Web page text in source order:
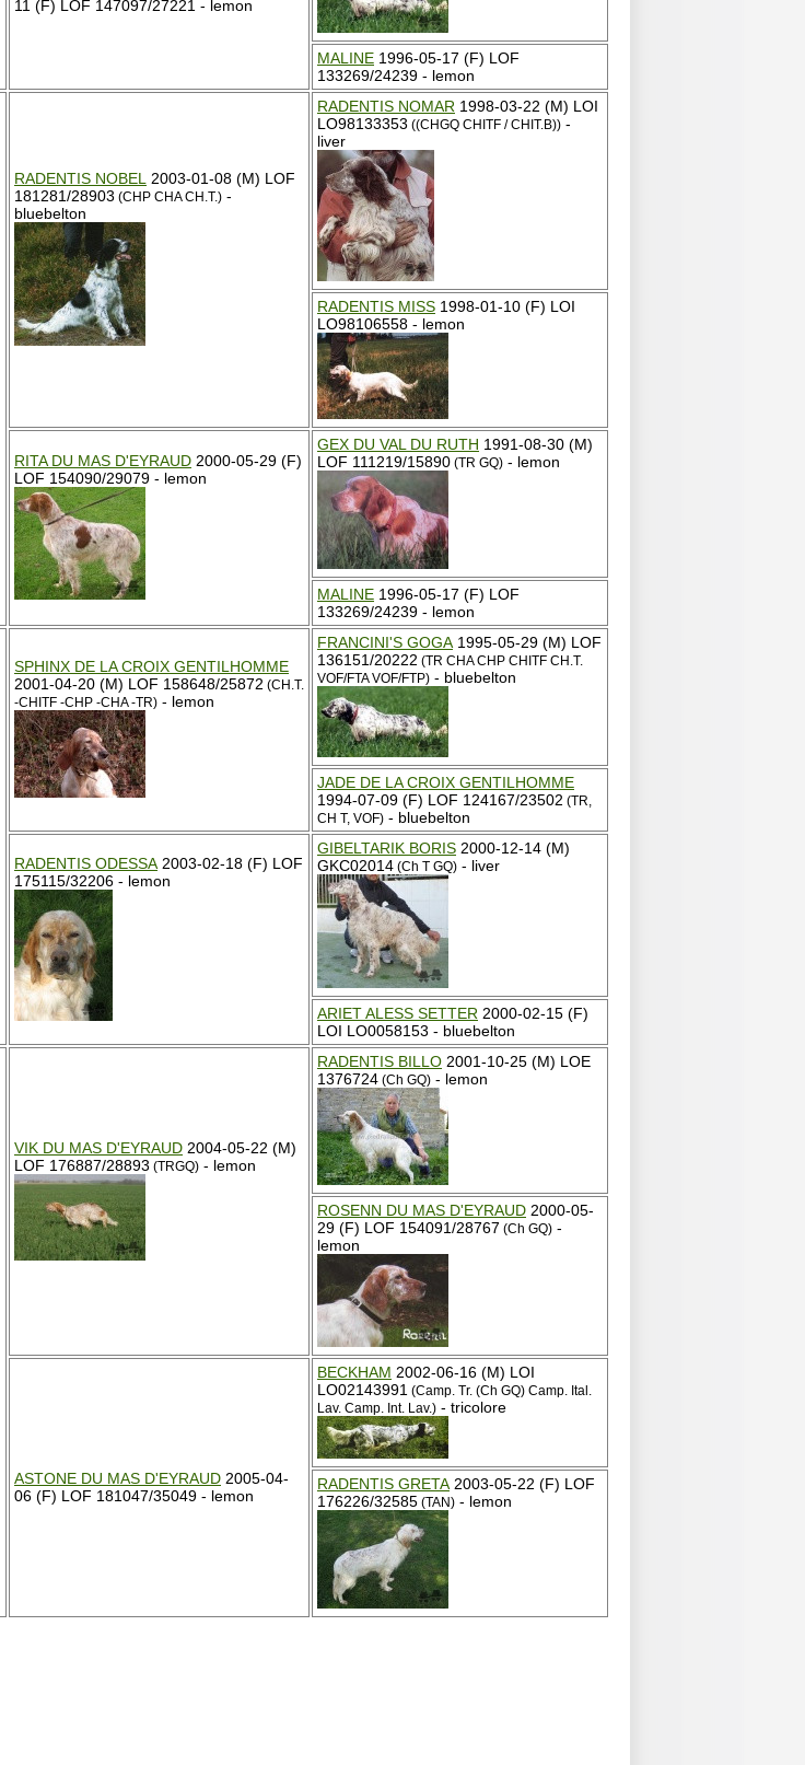
11 (F) LOF 147097/27221 - lemon
MALINE 1996-05-17 (F) LOF
133269/24239 - lemon
RADENTIS NOBEL
2003-01-08 (M) LOF
181281/28903 (CHP CHA CH.T.) -
bluebelton
RADENTIS NOMAR 1998-03-22 (M) LOI
LO98133353 ((CHGQ CHITF / CHIT.B)) -
liver
RADENTIS MISS 1998-01-10 (F) LOI
LO98106558 - lemon
RITA DU MAS D'EYRAUD 2000-05-29 (F)
LOF 154090/29079 - lemon
GEX DU VAL DU RUTH 1991-08-30 (M)
LOF 111219/15890 (TR GQ) - lemon
MALINE 1996-05-17 (F) LOF
133269/24239 - lemon
SPHINX DE LA CROIX GENTILHOMME
2001-04-20 (M) LOF 158648/25872 (CH.T.
-CHITF -CHP -CHA -TR) - lemon
FRANCINI'S GOGA 1995-05-29 (M) LOF
136151/20222 (TR CHA CHP CHITF CH.T.
VOF/FTA VOF/FTP) - bluebelton
JADE DE LA CROIX GENTILHOMME
1994-07-09 (F) LOF 124167/23502 (TR,
CH T, VOF) - bluebelton
RADENTIS ODESSA 2003-02-18 (F) LOF
175115/32206 - lemon
GIBELTARIK BORIS 2000-12-14 (M)
GKC02014 (Ch T GQ) - liver
ARIET ALESS SETTER 2000-02-15 (F)
LOI LO0058153 - bluebelton
VIK DU MAS D'EYRAUD 2004-05-22 (M)
LOF 176887/28893 (TRGQ) - lemon
RADENTIS BILLO 2001-10-25 (M) LOE
1376724 (Ch GQ) - lemon
ROSENN DU MAS D'EYRAUD 2000-05-
29 (F) LOF 154091/28767 (Ch GQ) -
lemon
ASTONE DU MAS D'EYRAUD 2005-04-
06 (F) LOF 181047/35049 - lemon
BECKHAM 2002-06-16 (M) LOI
LO02143991 (Camp. Tr. (Ch GQ) Camp. Ital.
Lav. Camp. Int. Lav.) - tricolore
RADENTIS GRETA 2003-05-22 (F) LOF
176226/32585 (TAN) - lemon